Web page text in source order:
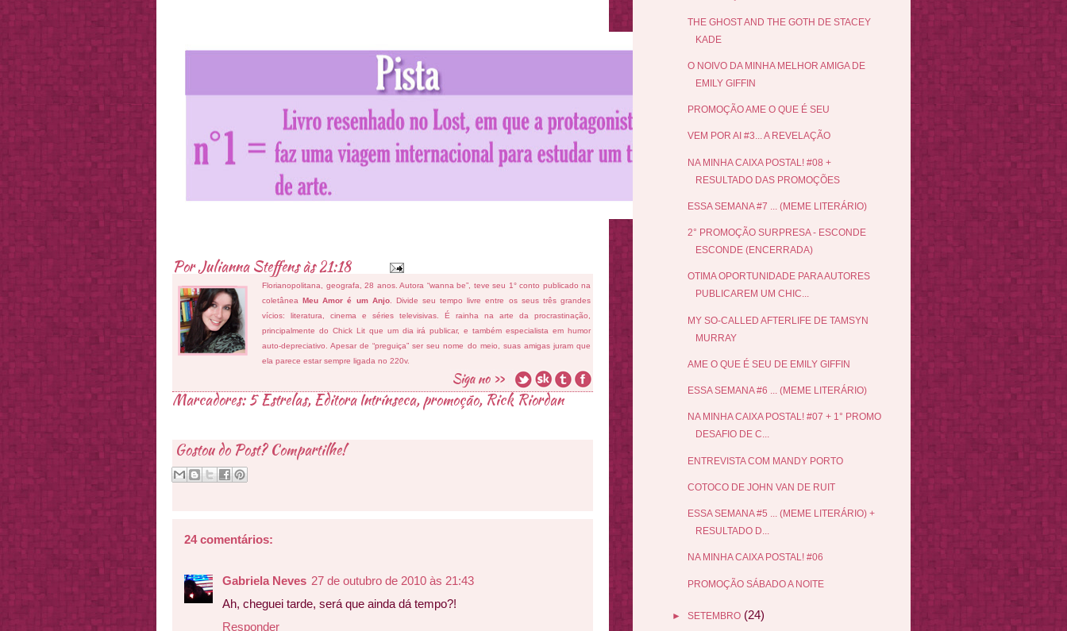
PorJulianna Steffensàs21:18
Florianopolitana, geografa, 28 anos. Autora “wanna be”, teve seu 1° conto publicado na
coletâneaMeu Amor é um Anjo. Divide seu tempo livre entre os seus três grandes
vícios: literatura, cinema e séries televisivas. É rainha na arte da procrastinação,
principalmente do Chick Lit que um dia irá publicar, e também especialista em humor
auto-depreciativo. Apesar de “preguiça” ser seu nome do meio, suas amigas juram que
ela parece estar sempre ligada no 220v.
Marcadores:5 Estrelas,Editora Intrínseca,promoção, Rick Riordan
Gostou do Post? Compartilhe!
24 comentários:
Gabriela Neves 27 de outubro de 2010 às 21:43
Ah, cheguei tarde, será que ainda dá tempo?!
Responder
THE GHOST AND THE GOTH DE STACEY
KADE
O NOIVO DA MINHA MELHOR AMIGA DE
EMILY GIFFIN
PROMOÇÃO AME O QUE É SEU
VEM POR AI #3... A REVELAÇÃO
NA MINHA CAIXA POSTAL! #08 +
RESULTADO DAS PROMOÇÕES
ESSA SEMANA #7 ... (MEME LITERÁRIO)
2° PROMOÇÃO SURPRESA - ESCONDE
ESCONDE (ENCERRADA)
OTIMA OPORTUNIDADE PARA AUTORES
PUBLICAREM UM CHIC...
MY SO-CALLED AFTERLIFE DE TAMSYN
MURRAY
AME O QUE É SEU DE EMILY GIFFIN
ESSA SEMANA #6 ... (MEME LITERÁRIO)
NA MINHA CAIXA POSTAL! #07 + 1° PROMO
DESAFIO DE C...
ENTREVISTA COM MANDY PORTO
COTOCO DE JOHN VAN DE RUIT
ESSA SEMANA #5 ... (MEME LITERÁRIO) +
RESULTADO D...
NA MINHA CAIXA POSTAL! #06
PROMOÇÃO SÁBADO A NOITE
► SETEMBRO (24)